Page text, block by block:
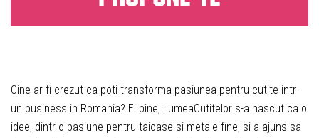
Cine ar fi crezut ca poti transforma pasiunea pentru cutite intr-
un business in Romania? Ei bine, LumeaCutitelor s-a nascut ca o
idee, dintr-o pasiune pentru taioase si metale fine, si a ajuns sa